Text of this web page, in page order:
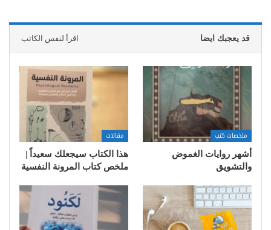
قد يعجبك ايضا اقرأ لنفس الكاتب
ملخصات كتب
أشهر روايات الغموض
والتشويق
مقالات
هذا الكتاب سيجعلك سعيداً |
ملخص كتاب المرونة النفسية